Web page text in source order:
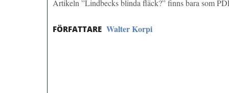
Artikeln ”Lindbecks blinda fläck?” finns bara som
FÖRFATTARE Walter Korpi